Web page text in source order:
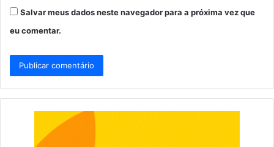
Salvar meus dados neste navegador para a próxima vez que
eu comentar.